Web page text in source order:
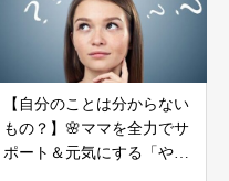
【自分のことは分からない
もの？】🌸ママを全力でサ
ポート＆元気にする「やる